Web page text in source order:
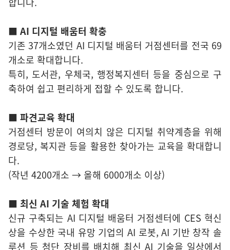
■ AI 디지털 배움터 확충
기존 37개소였던 AI 디지털 배움터 거점센터를 전국 69
개소로 확대합니다.
특히, 도서관, 우체국, 행정복지센터 등을 중심으로 구
축하여 쉽고 편리하게 접할 수 있도록 합니다.
■ 파견교육 확대
거점센터 방문이 여의치 않은 디지털 취약계층을 위해
경로당, 복지관 등을 활용한 찾아가는 교육을 확대합니
다.
(작년 4200개소 → 올해 6000개소 이상)
■ 최신 AI 기술 체험 확대
신규 구축되는 AI 디지털 배움터 거점센터에 CES 혁신
상을 수상한 국내 유망 기업의 AI 로봇, AI 기반 창작 솔
루션 등 첨단 장비를 배치해 최신 AI 기술을 일상에서